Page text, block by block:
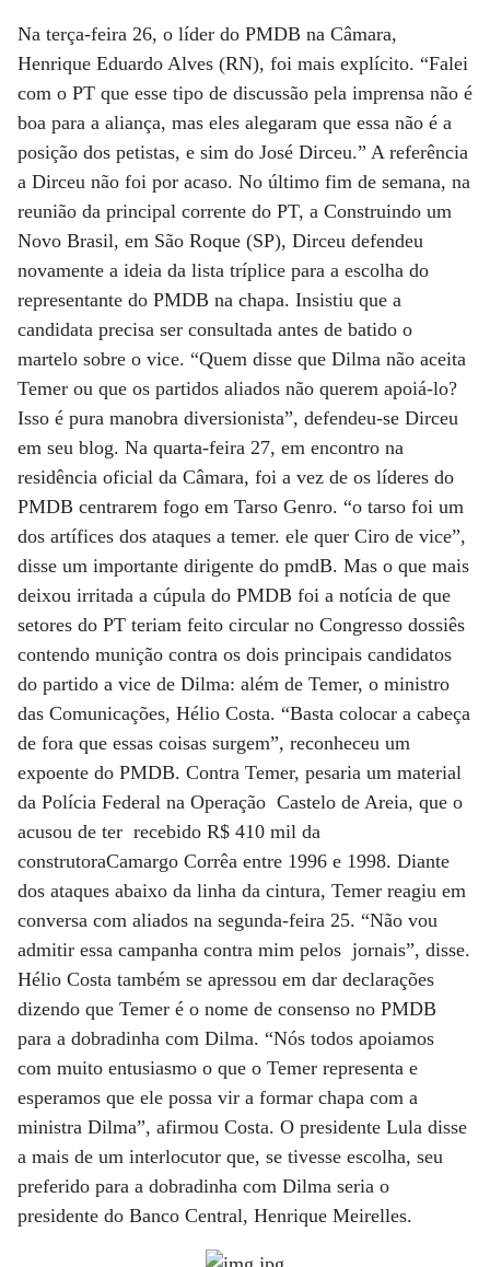
Na terça-feira 26, o líder do PMDB na Câmara,
Henrique Eduardo Alves (RN), foi mais explícito. “Falei
com o PT que esse tipo de discussão pela imprensa não é
boa para a aliança, mas eles alegaram que essa não é a
posição dos petistas, e sim do José Dirceu.” A referência
a Dirceu não foi por acaso. No último fim de semana, na
reunião da principal corrente do PT, a Construindo um
Novo Brasil, em São Roque (SP), Dirceu defendeu
novamente a ideia da lista tríplice para a escolha do
representante do PMDB na chapa. Insistiu que a
candidata precisa ser consultada antes de batido o
martelo sobre o vice. “Quem disse que Dilma não aceita
Temer ou que os partidos aliados não querem apoiá-lo?
Isso é pura manobra diversionista”, defendeu-se Dirceu
em seu blog. Na quarta-feira 27, em encontro na
residência oficial da Câmara, foi a vez de os líderes do
PMDB centrarem fogo em Tarso Genro. “o tarso foi um
dos artífices dos ataques a temer. ele quer Ciro de vice”,
disse um importante dirigente do pmdB. Mas o que mais
deixou irritada a cúpula do PMDB foi a notícia de que
setores do PT teriam feito circular no Congresso dossiês
contendo munição contra os dois principais candidatos
do partido a vice de Dilma: além de Temer, o ministro
das Comunicações, Hélio Costa. “Basta colocar a cabeça
de fora que essas coisas surgem”, reconheceu um
expoente do PMDB. Contra Temer, pesaria um material
da Polícia Federal na Operação Castelo de Areia, que o
acusou de ter recebido R$ 410 mil da
construtoraCamargo Corrêa entre 1996 e 1998. Diante
dos ataques abaixo da linha da cintura, Temer reagiu em
conversa com aliados na segunda-feira 25. “Não vou
admitir essa campanha contra mim pelos jornais”, disse.
Hélio Costa também se apressou em dar declarações
dizendo que Temer é o nome de consenso no PMDB
para a dobradinha com Dilma. “Nós todos apoiamos
com muito entusiasmo o que o Temer representa e
esperamos que ele possa vir a formar chapa com a
ministra Dilma”, afirmou Costa. O presidente Lula disse
a mais de um interlocutor que, se tivesse escolha, seu
preferido para a dobradinha com Dilma seria o
presidente do Banco Central, Henrique Meirelles.